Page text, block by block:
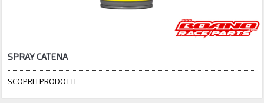
SPRAY CATENA
SCOPRI I PRODOTTI